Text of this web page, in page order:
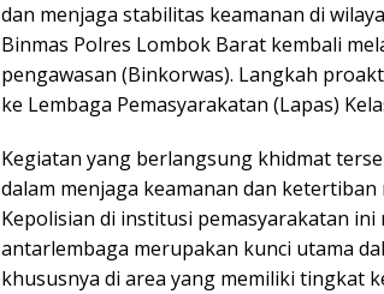
dan menjaga stabilitas keamanan di
Binmas Polres Lombok Barat kembali
pengawasan (Binkorwas). Langkah
ke Lembaga Pemasyarakatan (Lapas)
Kegiatan yang berlangsung khidmat
dalam menjaga keamanan dan
Kepolisian di institusi pemasyarakatan
antarlembaga merupakan kunci utama
khususnya di area yang memiliki tingkat